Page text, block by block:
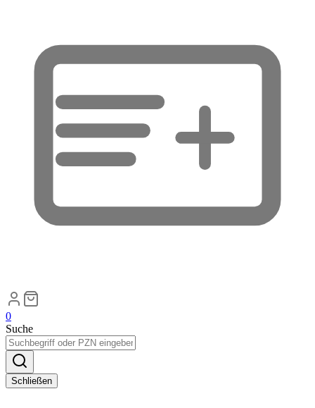
0
Suche
Schließen